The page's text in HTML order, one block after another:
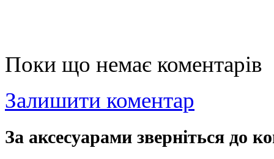
Поки що немає коментарів
Залишити коментар
За аксесуарами зверніться до